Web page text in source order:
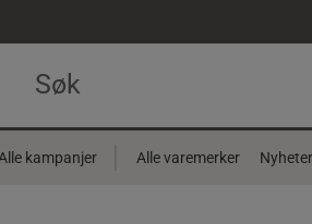
Alle kampanjer Alle varemerker Nyheter